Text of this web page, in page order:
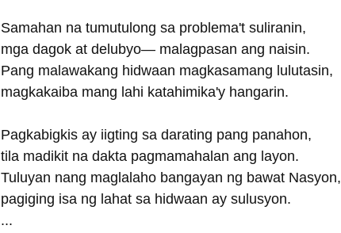
Samahan na tumutulong sa problema't suliranin,
mga dagok at delubyo— malagpasan ang naisin.
Pang malawakang hidwaan magkasamang lulutasin,
magkakaiba mang lahi katahimika'y hangarin.
Pagkabigkis ay iigting sa darating pang panahon,
tila madikit na dakta pagmamahalan ang layon.
Tuluyan nang maglalaho bangayan ng bawat Nasyon,
pagiging isa ng lahat sa hidwaan ay sulusyon.
...